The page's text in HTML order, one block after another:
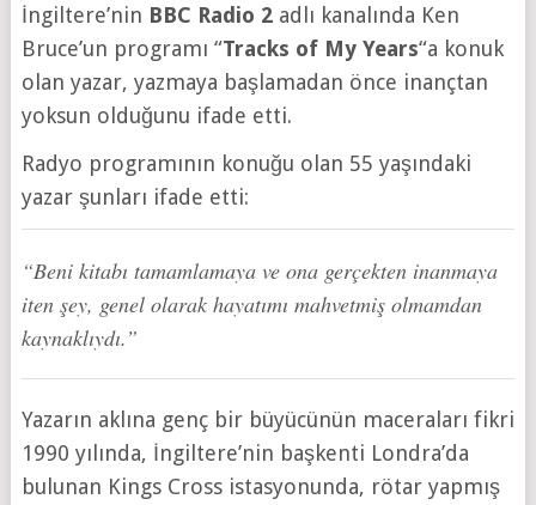
İngiltere’nin BBC Radio 2adlı kanalında Ken
Bruce’un programı “Tracks of My Years“a konuk
olan yazar, yazmaya başlamadan önce inançtan
yoksun olduğunu ifade etti.
Radyo programının konuğu olan 55 yaşındaki
yazar şunları ifade etti:
“Beni kitabı tamamlamaya ve ona gerçekten inanmaya
iten şey, genel olarak hayatımı mahvetmiş olmamdan
kaynaklıydı.”
Yazarın aklına genç bir büyücünün maceraları fikri
1990 yılında, İngiltere’nin başkenti Londra’da
bulunan Kings Cross istasyonunda, rötar yapmış